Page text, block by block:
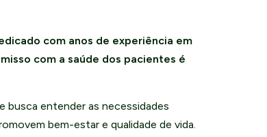
com anos de experiência em
com a saúde dos pacientes é
busca entender as necessidades
bem-estar e qualidade de vida.